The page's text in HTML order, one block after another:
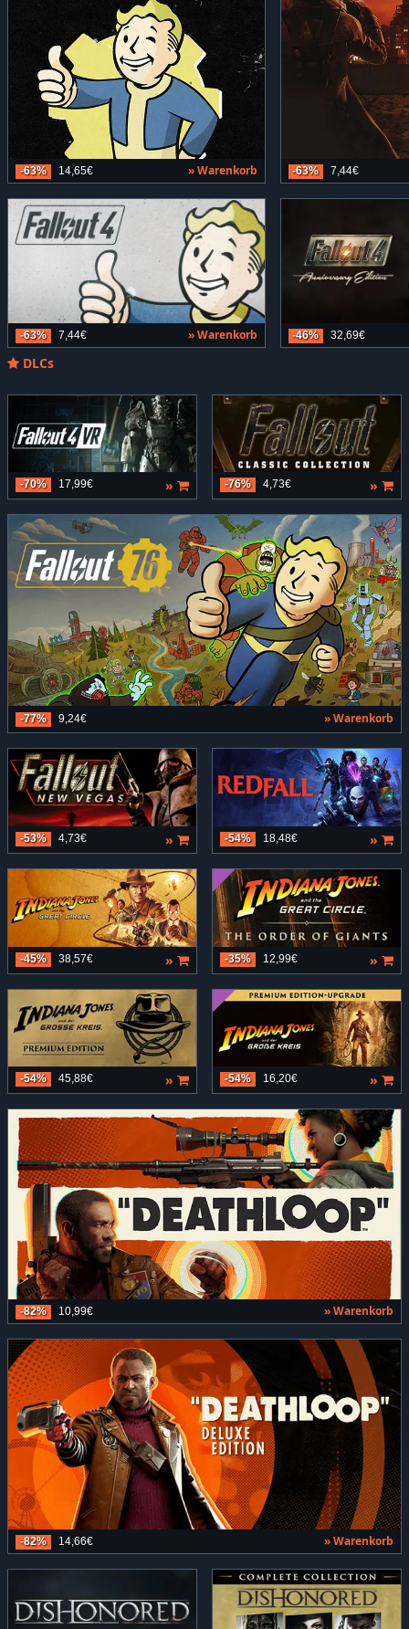
-63% 14,65€ » Warenkorb -63% 7,44€
-63% 7,44€ » Warenkorb -46% 32,69€
DLCs
-70% 17,99€ » -76% 4,73€ »
-77% 9,24€ » Warenkorb
-53% 4,73€ » -54% 18,48€ »
-45% 38,57€ » -35% 12,99€ »
-54% 45,88€ » -54% 16,20€ »
-82% 10,99€ » Warenkorb
-82% 14,66€ » Warenkorb